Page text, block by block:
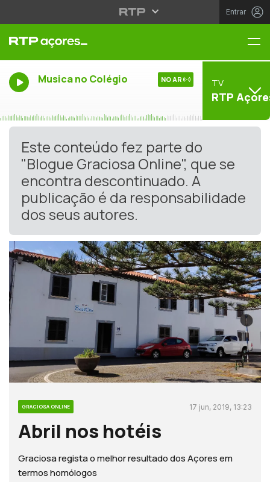
Entrar
Musica no Colégio NO AR TV
RTP
Este conteúdo fez parte do
"Blogue Graciosa Online", que se
encontra descontinuado. A
publicação é da responsabilidade
dos seus autores.
GRACIOSA ONLINE 17 jun, 2019, 13:23
Abril nos hotéis
Graciosa regista o melhor resultado dos Açores em
termos homólogos